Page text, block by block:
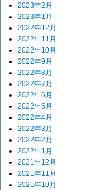
2023年2月
2023年1月
2022年12月
2022年11月
2022年10月
2022年9月
2022年8月
2022年7月
2022年6月
2022年5月
2022年4月
2022年3月
2022年2月
2022年1月
2021年12月
2021年11月
2021年10月